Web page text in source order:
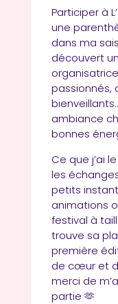
Participer à
une
dans ma
découvert
passionnés,
ambiance
bonnes
Ce que j’ai
les
petits
animations
festival à
trouve sa
première
de cœur et
merci de
partie 🫶